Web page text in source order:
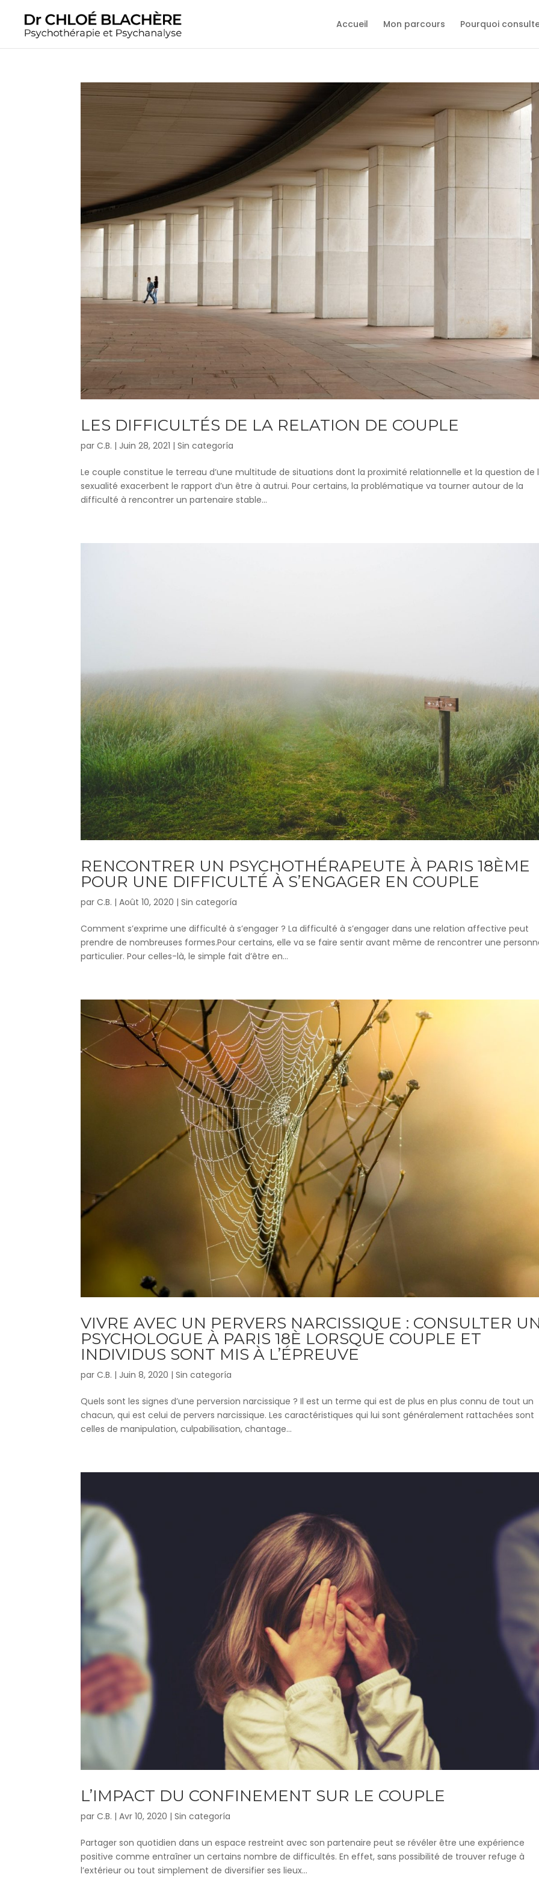
Accueil Mon parcours Pourquoi
LES DIFFICULTÉS DE LA RELATION DE COUPLE
parC.B. | Juin 28, 2021 |Sin categoría
Le couple constitue le terreau d’une multitude de situations dont la proximité relationnelle et la question de
sexualité exacerbent le rapport d’un être à autrui. Pour certains, la problématique va tourner autour de la
difficulté à rencontrer un partenaire stable...
RENCONTRER UN PSYCHOTHÉRAPEUTE À PARIS 18ÈME
POUR UNE DIFFICULTÉ À S’ENGAGER EN COUPLE
parC.B. |Août 10, 2020 |Sin categoría
Comment s’exprime une difficulté à s’engager ? La difficulté à s’engager dans une relation affective peut
prendre de nombreuses formes.Pour certains, elle va se faire sentir avant même de rencontrer une
particulier. Pour celles-là, le simple fait d’être en...
VIVRE AVEC UN PERVERS NARCISSIQUE : CONSULTER
PSYCHOLOGUE À PARIS 18È LORSQUE COUPLE ET
INDIVIDUS SONT MIS À L’ÉPREUVE
parC.B. | Juin 8, 2020 |Sin categoría
Quels sont les signes d’une perversion narcissique ? Il est un terme qui est de plus en plus connu de tout un
chacun, qui est celui de pervers narcissique. Les caractéristiques qui lui sont généralement rattachées sont
celles de manipulation, culpabilisation, chantage...
L’IMPACT DU CONFINEMENT SUR LE COUPLE
parC.B. |Avr 10, 2020 |Sin categoría
Partager son quotidien dans un espace restreint avec son partenaire peut se révéler être une expérience
positive comme entraîner un certains nombre de difficultés. En effet, sans possibilité de trouver refuge à
l’extérieur ou tout simplement de diversifier ses lieux...